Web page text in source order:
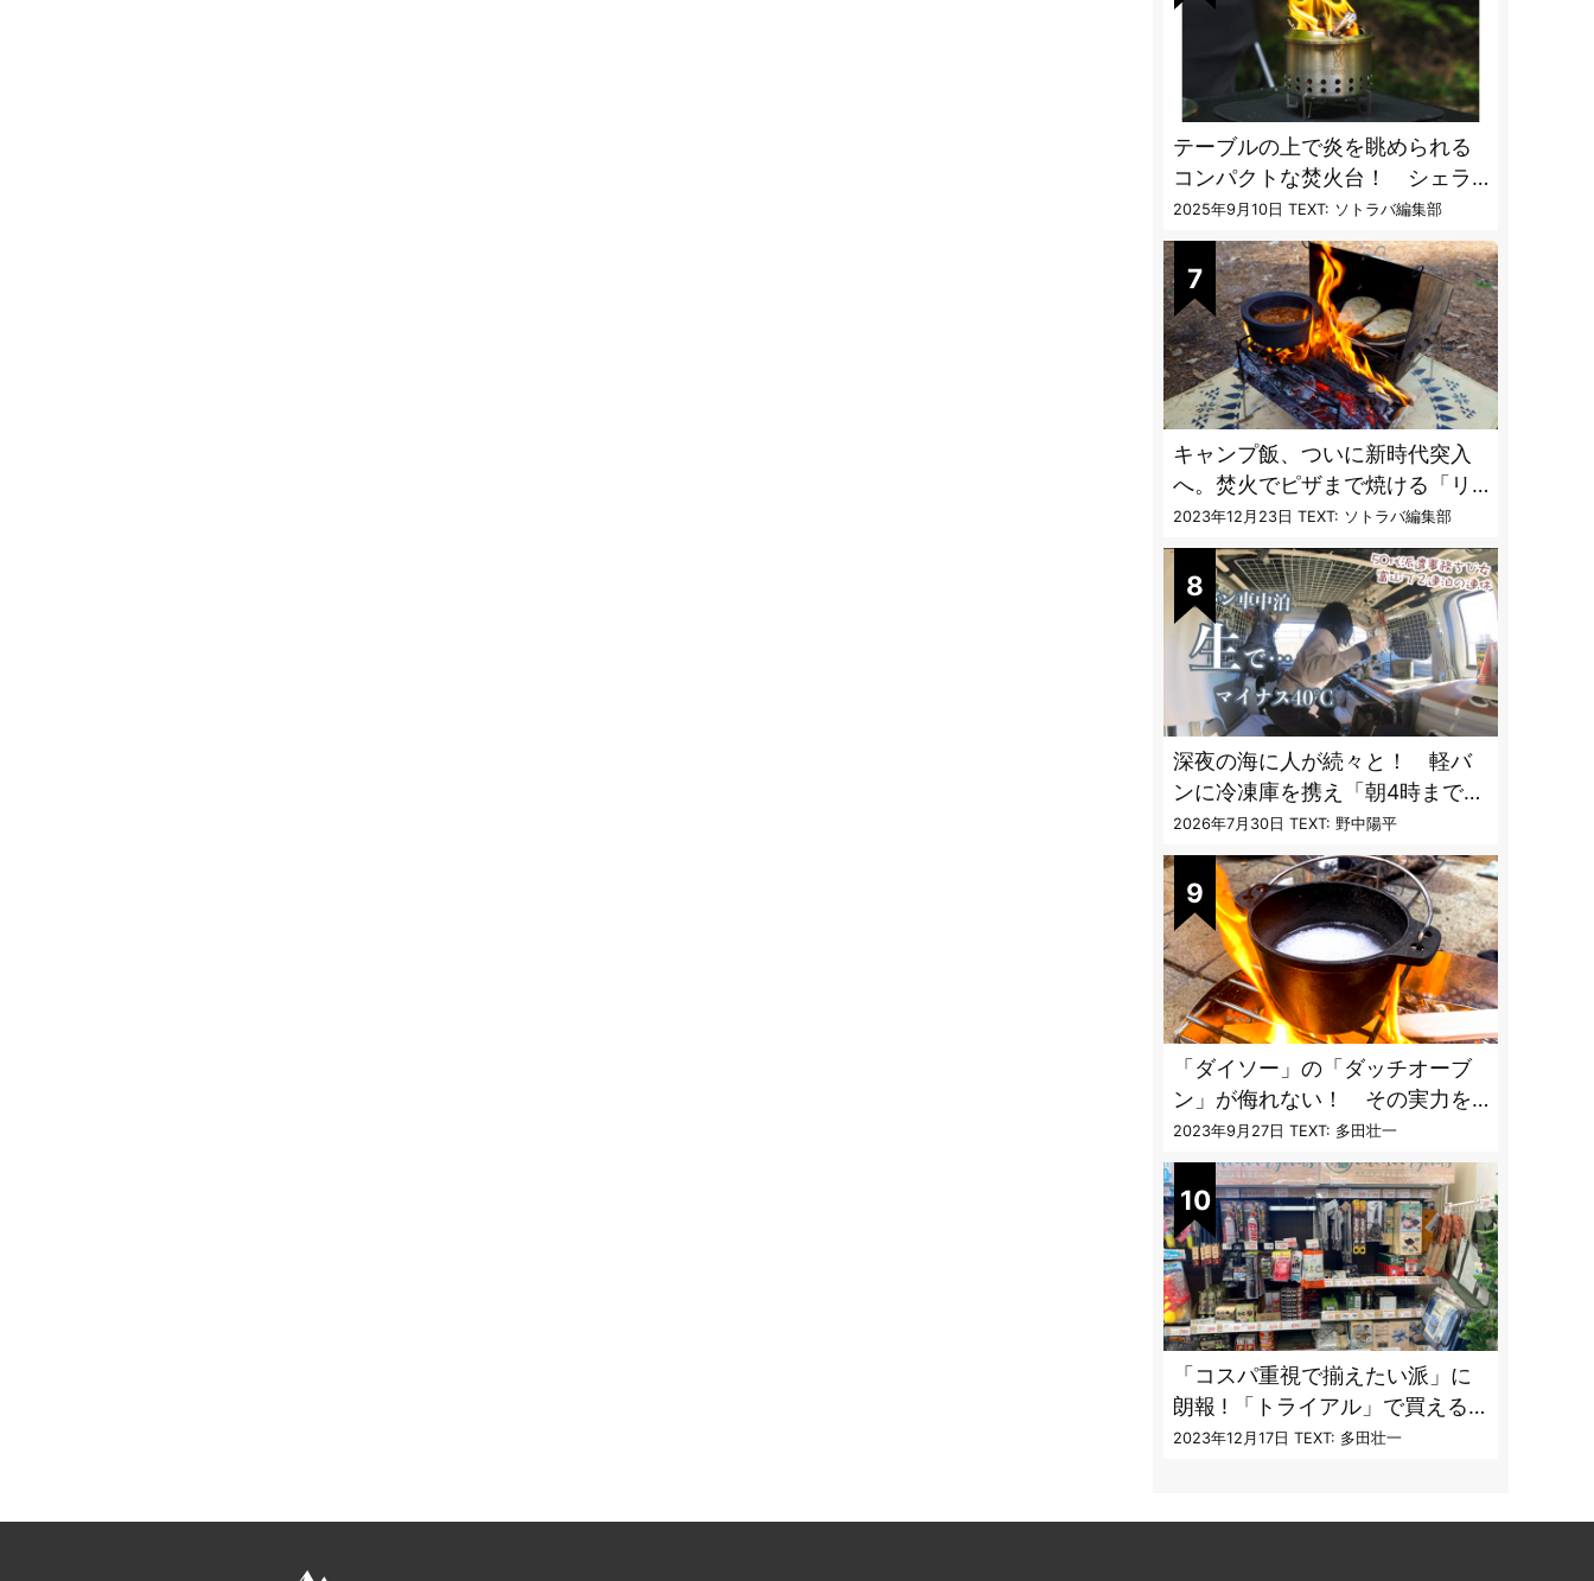
テーブルの上で炎を眺められる
コンパクトな焚火台！ シェラ
カップと重ねて持ち運べる超コ
ンパクト収納
2025年9月10日 TEXT: ソトラバ編集部
キャンプ飯、ついに新時代突入
へ。焚火でピザまで焼ける「リ
フレクターオーブン」がスゴす
ぎる
2023年12月23日 TEXT: ソトラバ編集部
深夜の海に人が続々と！ 軽バ
ンに冷凍庫を携え「朝4時までホ
タルイカ掬い」の奮闘記
2026年7月30日 TEXT: 野中陽平
「ダイソー」の「ダッチオーブ
ン」が侮れない！ その実力を
「炊飯」で検証してみた
2023年9月27日 TEXT: 多田壮一
「コスパ重視で揃えたい派」に
朗報 ! 「トライアル」で買える
キャンプ道具7品
2023年12月17日 TEXT: 多田壮一